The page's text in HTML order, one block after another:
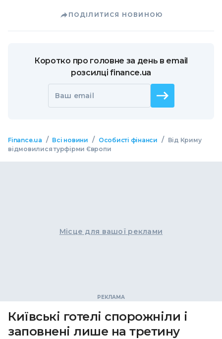
ПОДІЛИТИСЯ НОВИНОЮ
Коротко про головне за день в email
розсилці finance.ua
Ваш email
Finance.ua / Всі новини / Особисті фінанси /
Від Криму
відмовилися турфірми Європи
Місце для вашої реклами
Київські готелі спорожніли і
заповнені лише на третину